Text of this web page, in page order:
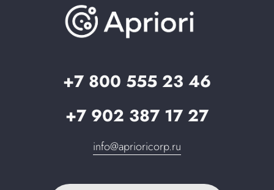
+7 800 555 23 46
+7 902 387 17 27
info@aprioricorp.ru
О компании
Вопрос-ответ
Запрос в поддержку